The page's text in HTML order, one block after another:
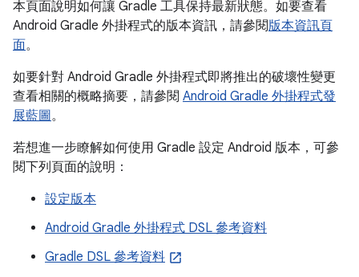
本頁面說明如何讓 Gradle 工具保持最新狀態。如要查看
Android Gradle 外掛程式的版本資訊，請參閱版本資訊頁
面。
如要針對 Android Gradle 外掛程式即將推出的破壞性變更
查看相關的概略摘要，請參閱 Android Gradle 外掛程式發
展藍圖。
若想進一步瞭解如何使用 Gradle 設定 Android 版本，可參
閱下列頁面的說明：
設定版本
Android Gradle 外掛程式 DSL 參考資料
Gradle DSL 參考資料